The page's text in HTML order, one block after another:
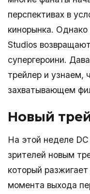
перспективах в
кинорынка. Однако
Studios
супергероини.
трейлер и узнаем,
захватывающем
Новый
На этой неделе
зрителей новым
который
момента выхода